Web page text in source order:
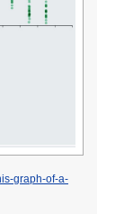
graph-of-a-